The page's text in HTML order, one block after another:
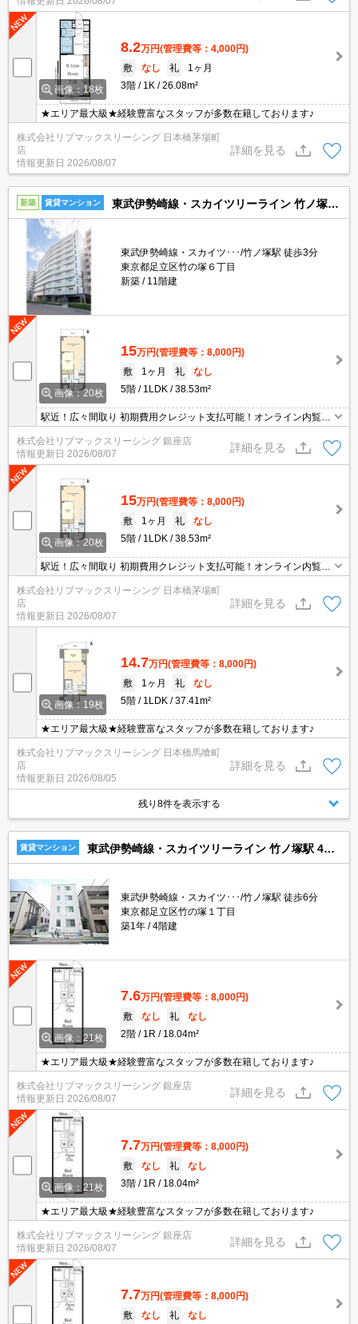
画像：18枚
8.2万円(管理費等：4,000円)
敷
なし 礼
1ヶ月
3階
1K 26.08m²
★エリア最大級★経験豊富なスタッフが多数在籍しております♪
株式会社リブマックスリーシング 日本橋茅場町
店
情報更新日 2026/08/07
詳細を見る
新築 賃貸マンション 東武伊勢崎線・スカイツリーライン 竹ノ塚駅 11階建 新築
東武伊勢崎線・スカイツ･･･/竹ノ塚駅 徒歩3分
東京都足立区竹の塚６丁目
新築
11階建
画像：20枚
15万円(管理費等：8,000円)
敷
1ヶ月 礼
なし
5階
1LDK 38.53m²
駅近！広々間取り 初期費用クレジット支払可能！オンライン内覧・
オンライン契約等弊社に一度も来店せずとも問題ありません♪弊社で
はネットに掲載されている物件も全てご紹介可能になりますので気
になる物件は全て申し付けください★
株式会社リブマックスリーシング 銀座店
情報更新日 2026/08/07
詳細を見る
画像：20枚
15万円(管理費等：8,000円)
敷
1ヶ月 礼
なし
5階
1LDK 38.53m²
駅近！広々間取り 初期費用クレジット支払可能！オンライン内覧・
オンライン契約等弊社に一度も来店せずとも問題ありません♪弊社で
はネットに掲載されている物件も全てご紹介可能になりますので気
株式会社リブマックスリーシング 日本橋茅場町
店
情報更新日 2026/08/07
詳細を見る
画像：19枚
14.7万円(管理費等：8,000円)
敷
1ヶ月 礼
なし
5階
1LDK 37.41m²
★エリア最大級★経験豊富なスタッフが多数在籍しております♪
株式会社リブマックスリーシング 日本橋馬喰町
店
情報更新日 2026/08/05
詳細を見る
残り8件を表示する
賃貸マンション 東武伊勢崎線・スカイツリーライン 竹ノ塚駅 4階建 築1年
東武伊勢崎線・スカイツ･･･/竹ノ塚駅 徒歩6分
東京都足立区竹の塚１丁目
築1年
4階建
画像：21枚
7.6万円(管理費等：8,000円)
敷
なし 礼
なし
2階
1R 18.04m²
★エリア最大級★経験豊富なスタッフが多数在籍しております♪
株式会社リブマックスリーシング 銀座店
情報更新日 2026/08/07
詳細を見る
画像：21枚
7.7万円(管理費等：8,000円)
敷
なし 礼
なし
3階
1R 18.04m²
★エリア最大級★経験豊富なスタッフが多数在籍しております♪
株式会社リブマックスリーシング 銀座店
情報更新日 2026/08/07
詳細を見る
7.7万円(管理費等：8,000円)
敷
なし 礼
なし